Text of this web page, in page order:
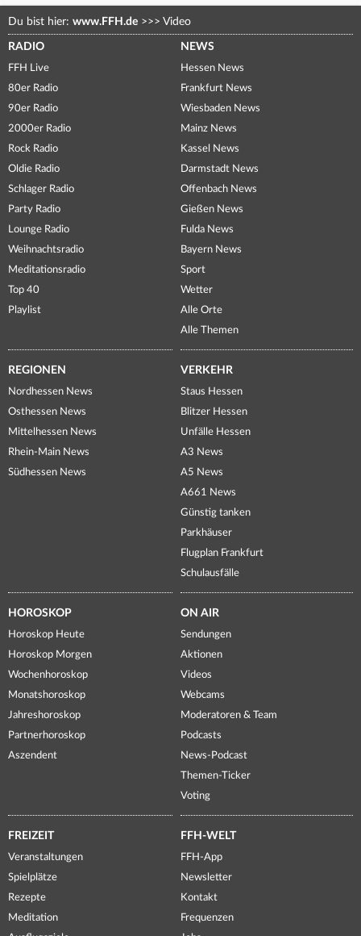
Du bist hier: www.FFH.de >>> Video
RADIO
FFH Live
80er Radio
90er Radio
2000er Radio
Rock Radio
Oldie Radio
Schlager Radio
Party Radio
Lounge Radio
Weihnachtsradio
Meditationsradio
Top 40
Playlist
NEWS
Hessen News
Frankfurt News
Wiesbaden News
Mainz News
Kassel News
Darmstadt News
Offenbach News
Gießen News
Fulda News
Bayern News
Sport
Wetter
Alle Orte
Alle Themen
REGIONEN
Nordhessen News
Osthessen News
Mittelhessen News
Rhein-Main News
Südhessen News
VERKEHR
Staus Hessen
Blitzer Hessen
Unfälle Hessen
A3 News
A5 News
A661 News
Günstig tanken
Parkhäuser
Flugplan Frankfurt
Schulausfälle
HOROSKOP
Horoskop Heute
Horoskop Morgen
Wochenhoroskop
Monatshoroskop
Jahreshoroskop
Partnerhoroskop
Aszendent
ON AIR
Sendungen
Aktionen
Videos
Webcams
Moderatoren & Team
Podcasts
News-Podcast
Themen-Ticker
Voting
FREIZEIT
Veranstaltungen
Spielplätze
Rezepte
Meditation
FFH-WELT
FFH-App
Newsletter
Kontakt
Frequenzen